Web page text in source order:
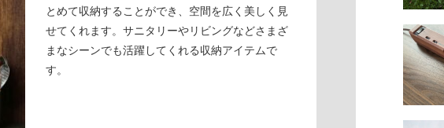
とめて収納することができ、空間を広く美しく見
せてくれます。サニタリーやリビングなどさまざ
まなシーンでも活躍してくれる収納アイテムで
す。